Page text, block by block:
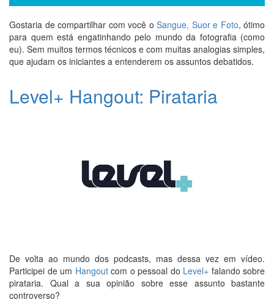
Gostaria de compartilhar com você o Sangue, Suor e Foto, ótimo
para quem está engatinhando pelo mundo da fotografia (como
eu). Sem muitos termos técnicos e com muitas analogias simples,
que ajudam os iniciantes a entenderem os assuntos debatidos.
Level+ Hangout: Pirataria
De volta ao mundo dos podcasts, mas dessa vez em vídeo.
Participei de um Hangoutcom o pessoal do Level+ falando sobre
pirataria. Qual a sua opinião sobre esse assunto bastante
controverso?